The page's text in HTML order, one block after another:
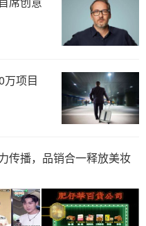
万项目
传播，品销合一释放美妆